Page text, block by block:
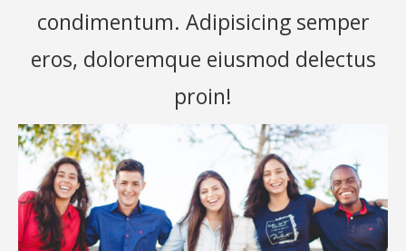
condimentum. Adipisicing semper
eros, doloremque eiusmod delectus
proin!